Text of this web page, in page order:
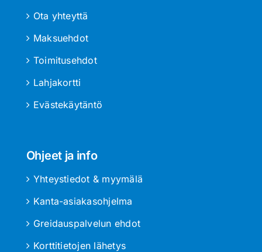
Ota yhteyttä
Maksuehdot
Toimitusehdot
Lahjakortti
Evästekäytäntö
Ohjeet ja info
Yhteystiedot & myymälä
Kanta-asiakasohjelma
Greidauspalvelun ehdot
Korttitietojen lähetys